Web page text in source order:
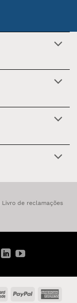
Livro de reclamações
MasterCardPayPal